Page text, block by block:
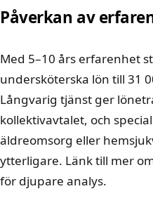
Påverkan av
Med 5–10 års erfarenhet
undersköterska lön till 31
Långvarig tjänst ger
kollektivavtalet, och
äldreomsorg eller
ytterligare. Länk till mer
för djupare analys.